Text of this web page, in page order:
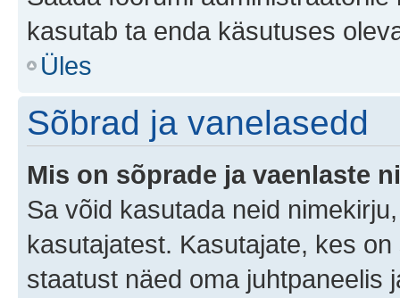
kasutab ta enda käsutuses
Üles
Sõbrad ja vanelasedd
Mis on sõprade ja vaenlaste
Sa võid kasutada neid
kasutajatest. Kasutajate, kes
staatust näed oma juhtpaneelis